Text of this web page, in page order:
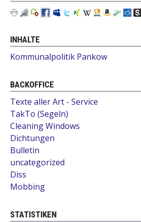
INHALTE
Kommunalpolitik Pankow
BACKOFFICE
Texte aller Art - Service
TakTo (Segeln)
Cleaning Windows
Dichtungen
Bulletin
uncategorized
Diss
Mobbing
STATISTIKEN